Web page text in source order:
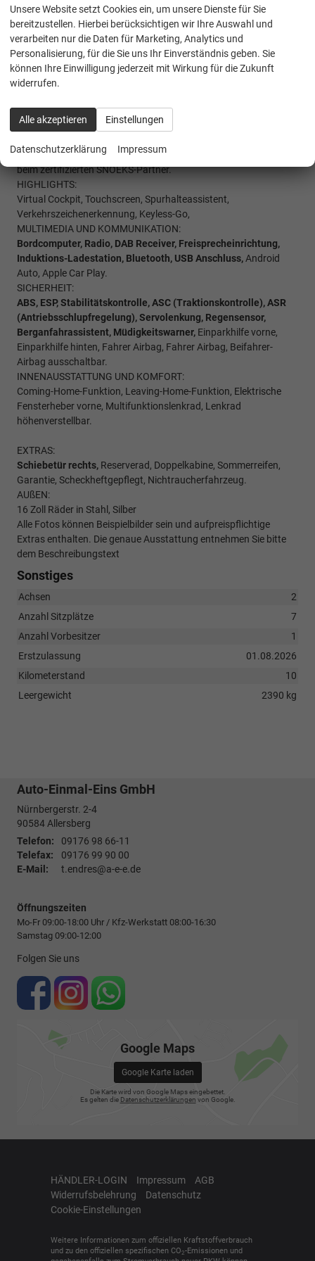
Frontscheibenenteisung & Erwärmung / Lüftung des
Fahrerhauses mit Fernbedienung,LED Hauptscheinwerfer mit
LED-Tagfahrlicht, Werksanschlussgarantie auf 5 Jahre / max.
250.000 Km.
SNOEKS Mixto-Innenausbau: hochwertige 7 -Sitzer-Lösung
komfortabler Vierersitzerbank im Fond, integriertem
Fahrgast- und Laderaum. verstellbare Kopfstützen, 3-Punkt-
Sicherheitsgurte, praktischen Stauraum unter der Sitzbank,
Fahrgastraum, Fahrgastraumbeleuchtung, 2 Jahre Garantie
beim zertifizierten SNOEKS-Partner.
HIGHLIGHTS:
Virtual Cockpit, Touchscreen, Spurhalteassistent,
Verkehrszeichenerkennung, Keyless-Go,
MULTIMEDIA UND KOMMUNIKATION:
Bordcomputer, Radio, DAB Receiver, Freisprecheinrichtung,
Induktions-Ladestation, Bluetooth, USB Anschluss,Android
Auto, Apple Car Play.
SICHERHEIT:
ABS, ESP, Stabilitätskontrolle, ASC (Traktionskontrolle), ASR
(Antriebsschlupfregelung), Servolenkung, Regensensor,
Berganfahrassistent, Müdigkeitswarner, Einparkhilfe vorne,
Einparkhilfe hinten, Fahrer Airbag, Fahrer Airbag, Beifahrer-
Airbag ausschaltbar.
INNENAUSSTATTUNG UND KOMFORT:
Coming-Home-Funktion, Leaving-Home-Funktion, Elektrische
Fensterheber vorne, Multifunktionslenkrad, Lenkrad
höhenverstellbar.
EXTRAS:
Schiebetür rechts, Reserverad, Doppelkabine, Sommerreifen,
Garantie, Scheckheftgepflegt, Nichtraucherfahrzeug.
AUßEN:
16 Zoll Räder in Stahl, Silber
Alle Fotos können Beispielbilder sein und aufpreispflichtige
Extras enthalten. Die genaue Ausstattung entnehmen Sie bitte
dem Beschreibungstext
Sonstiges
Achsen
2
Anzahl Sitzplätze
7
Anzahl Vorbesitzer
1
Erstzulassung
01.08.2026
Kilometerstand
10
Leergewicht
2390 kg
Auto-Einmal-Eins GmbH
Nürnbergerstr. 2-4
90584Allersberg
Telefon:
09176 98 66-11
Telefax:
09176 99 90 00
E-Mail:
t.endres@a-e-e.de
Öffnungszeiten
Mo-Fr 09:00-18:00 Uhr / Kfz-Werkstatt 08:00-16:30
Samstag 09:00-12:00
Folgen Sie uns
Google Maps
Google Karte laden
Die Karte wird von Google Maps eingebettet.
Es gelten die Datenschutzerklärungen von Google.
HÄNDLER-LOGIN Impressum
AGB
Widerrufsbelehrung
Datenschutz
Cookie-Einstellungen
Weitere Informationen zum offiziellen Kraftstoffverbrauch
und zu den offiziellen spezifischen CO2-Emissionen und
Unsere Website setzt Cookies ein, um unsere Dienste für Sie
bereitzustellen. Hierbei berücksichtigen wir Ihre Auswahl und
verarbeiten nur die Daten für Marketing, Analytics und
Personalisierung, für die Sie uns Ihr Einverständnis geben. Sie
können Ihre Einwilligung jederzeit mit Wirkung für die Zukunft
widerrufen.
Alle akzeptieren Einstellungen
Datenschutzerklärung Impressum